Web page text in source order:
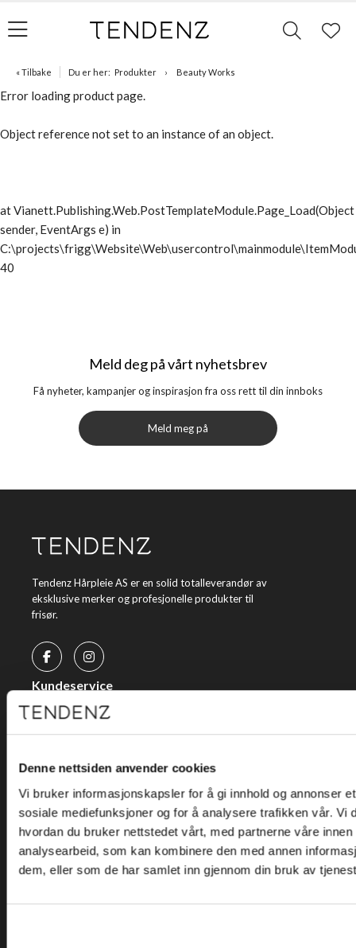
Denne nettsiden anvender cookies
Vi bruker informasjonskapsler for å gi innhold og annonser
sosiale mediefunksjoner og for å analysere trafikken vår. Vi
hvordan du bruker nettstedet vårt, med partnerne våre
analysearbeid, som kan kombinere den med annen
dem, eller som de har samlet inn gjennom din bruk av
« Tilbake Du er her: Produkter Beauty Works
Error loading product page.
Object reference not set to an instance of an object.
at Vianett.Publishing.Web.PostTemplateModule.Page_Load(Object
sender, EventArgs e) in
40
Meld deg på vårt nyhetsbrev
Få nyheter, kampanjer og inspirasjon fra oss rett til din innboks
Meld meg på
Tendenz Hårpleie AS er en solid totalleverandør av
eksklusive merker og profesjonelle produkter til
frisør.
Kundeservice
Kjøpsvilkår
Personvern
Holtegata 26, 0355 Oslo
Telefon: +47 22 92 50 00
E-post: kundeservice@tendenz.net
Nyttige lenker
Datablad